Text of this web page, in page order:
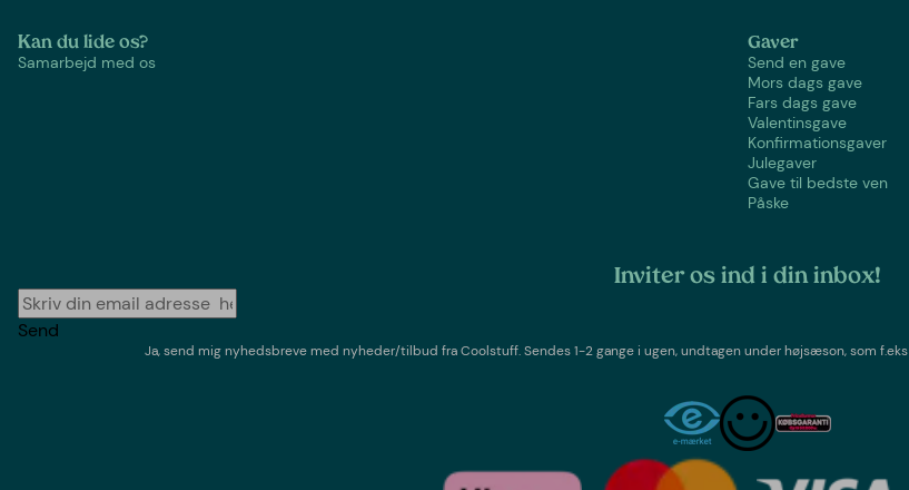
Kan du lide os?
Samarbejd med os
Gaver
Send en gave
Mors dags gave
Fars dags gave
Valentinsgave
Konfirmationsgaver
Julegaver
Gave til bedste ven
Påske
Inviter os ind i din inbox!
Send
Ja, send mig nyhedsbreve med nyheder/tilbud fraCoolstuff. Sendes 1-2 gange i ugen,undtagen under højsæson, som f.eks